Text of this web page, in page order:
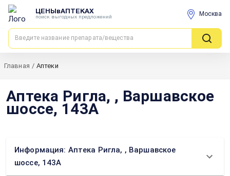
ЦЕНЫвАПТЕКАХ
поиск выгодных предложений Москва
Главная / Аптеки
Аптека Ригла, , Варшавское
шоссе, 143А
Информация: Аптека Ригла, , Варшавское
шоссе, 143А